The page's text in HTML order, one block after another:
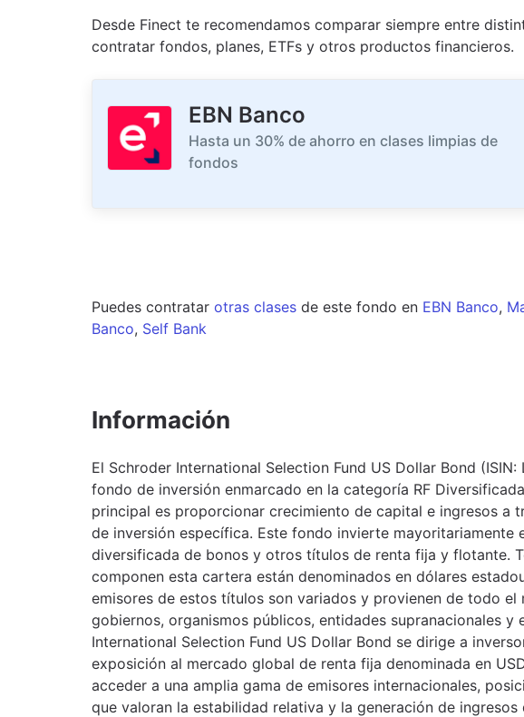
Desde Finect te recomendamos comparar siempre entre
contratar fondos, planes, ETFs y otros productos financieros.
EBN Banco
Hasta un 30% de ahorro en clases limpias de
fondos
Puedes contratar otras clases de este fondo en EBN Banco,
Banco, Self Bank
Información
El Schroder International Selection Fund US Dollar Bond (ISIN:
fondo de inversión enmarcado en la categoría RF
principal es proporcionar crecimiento de capital e ingresos a
de inversión específica. Este fondo invierte mayoritariamente
diversificada de bonos y otros títulos de renta fija y flotante.
componen esta cartera están denominados en dólares
emisores de estos títulos son variados y provienen de todo el
gobiernos, organismos públicos, entidades supranacionales y
International Selection Fund US Dollar Bond se dirige a
exposición al mercado global de renta fija denominada en
acceder a una amplia gama de emisores internacionales,
que valoran la estabilidad relativa y la generación de